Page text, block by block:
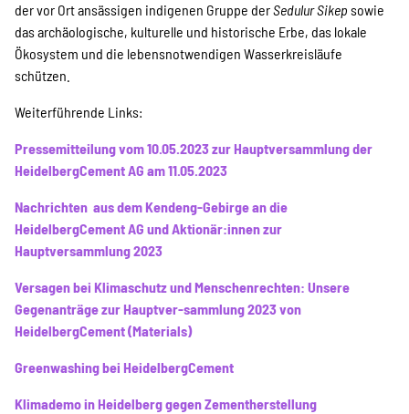
der vor Ort ansässigen indigenen Gruppe derSedulur Sikep sowie
das archäologische, kulturelle und historische Erbe, das lokale
Ökosystem und die lebensnotwendigen Wasserkreisläufe
schützen.
Weiterführende Links:
Pressemitteilung vom 10.05.2023 zur Hauptversammlung der
HeidelbergCement AG am 11.05.2023
Nachrichten aus dem Kendeng-Gebirge an die
HeidelbergCement AG und Aktionär:innen zur
Hauptversammlung 2023
Versagen bei Klimaschutz und Menschenrechten: Unsere
Gegenanträge zur Hauptver-sammlung 2023 von
HeidelbergCement (Materials)
Greenwashing bei HeidelbergCement
Klimademo in Heidelberg gegen Zementherstellung